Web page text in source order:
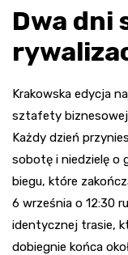
Dwa dni
Krakowska edycja
sztafety
Każdy dzień
sobotę i niedzielę o
biegu, które
6 września o 12:30
identycznej trasie,
dobiegnie końca